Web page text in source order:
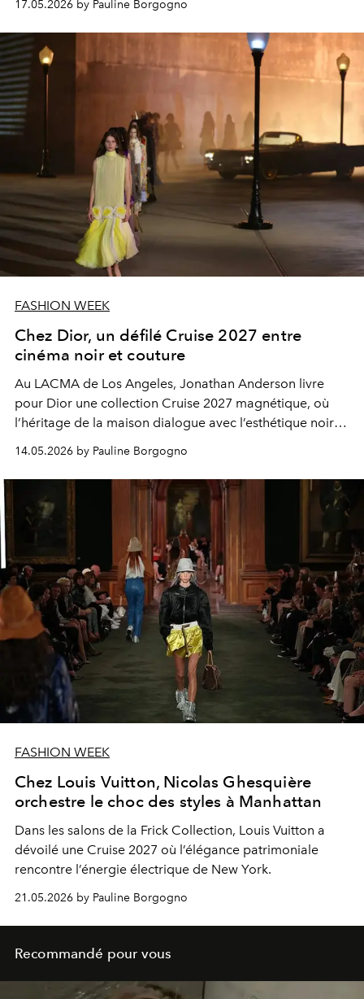
17.05.2026 by Pauline Borgogno
FASHION WEEK
Chez Dior, un défilé Cruise 2027 entre
cinéma noir et couture
Au LACMA de Los Angeles, Jonathan Anderson livre
pour Dior une collection Cruise 2027 magnétique, où
l’héritage de la maison dialogue avec l’esthétique noire
et fascinante du cinéma hollywoodien.
14.05.2026 by Pauline Borgogno
FASHION WEEK
Chez Louis Vuitton, Nicolas Ghesquière
orchestre le choc des styles à Manhattan
Dans les salons de la Frick Collection, Louis Vuitton a
dévoilé une Cruise 2027 où l’élégance patrimoniale
rencontre l’énergie électrique de New York.
21.05.2026 by Pauline Borgogno
Recommandé pour vous